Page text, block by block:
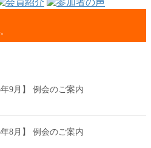
年9月】 例会のご案内
年8月】 例会のご案内